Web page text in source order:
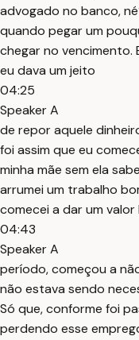
advogado no banco,
quando pegar um
chegar no vencimento.
eu dava um jeito
04:25
Speaker A
de repor aquele
foi assim que eu
minha mãe sem ela
arrumei um trabalho
comecei a dar um valor
04:43
Speaker A
período, começou a
não estava sendo
Só que, conforme foi
perdendo esse